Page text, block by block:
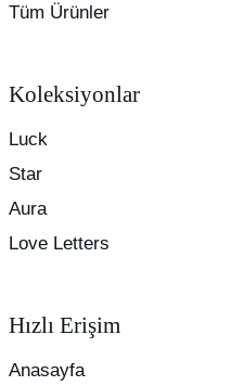
Tüm Ürünler
Koleksiyonlar
Luck
Star
Aura
Love Letters
Hızlı Erişim
Anasayfa